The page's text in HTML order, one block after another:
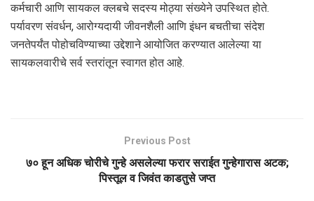
कर्मचारी आणि सायकल क्लबचे सदस्य मोठ्या संख्येने उपस्थित होते.
पर्यावरण संवर्धन, आरोग्यदायी जीवनशैली आणि इंधन बचतीचा संदेश
जनतेपर्यंत पोहोचविण्याच्या उद्देशाने आयोजित करण्यात आलेल्या या
सायकलवारीचे सर्व स्तरांतून स्वागत होत आहे.
Previous Post
७० हून अधिक चोरीचे गुन्हे असलेल्या फरार सराईत गुन्हेगारास अटक;
पिस्तूल व जिवंत काडतुसे जप्त